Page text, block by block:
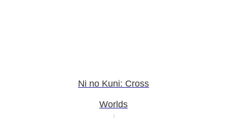
Ni no Kuni: Cross
Worlds